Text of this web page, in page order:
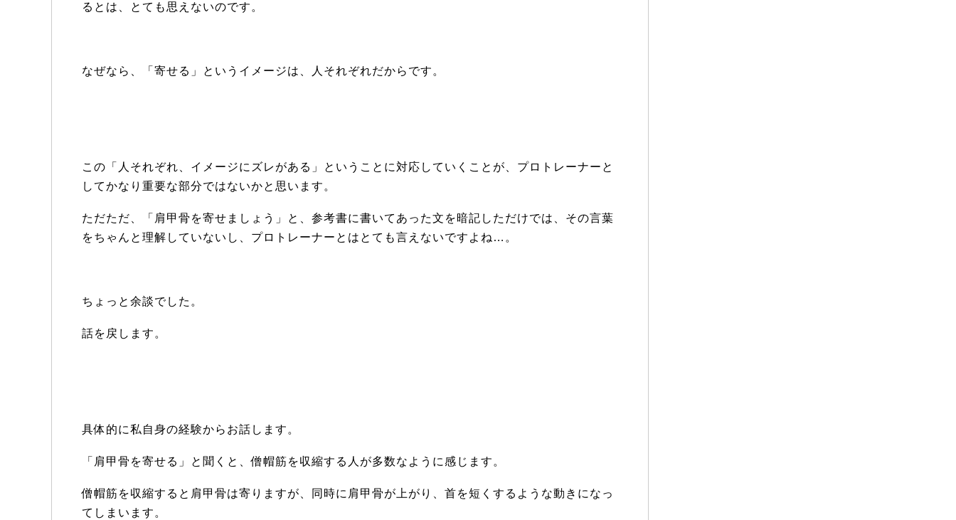
るとは、とても思えないのです。
なぜなら、「寄せる」というイメージは、人それぞれだからです。
この「人それぞれ、イメージにズレがある」ということに対応していくことが、プロトレーナーと
してかなり重要な部分ではないかと思います。
ただただ、「肩甲骨を寄せましょう」と、参考書に書いてあった文を暗記しただけでは、その言葉
をちゃんと理解していないし、プロトレーナーとはとても言えないですよね…。
ちょっと余談でした。
話を戻します。
具体的に私自身の経験からお話します。
「肩甲骨を寄せる」と聞くと、僧帽筋を収縮する人が多数なように感じます。
僧帽筋を収縮すると肩甲骨は寄りますが、同時に肩甲骨が上がり、首を短くするような動きになっ
てしまいます。